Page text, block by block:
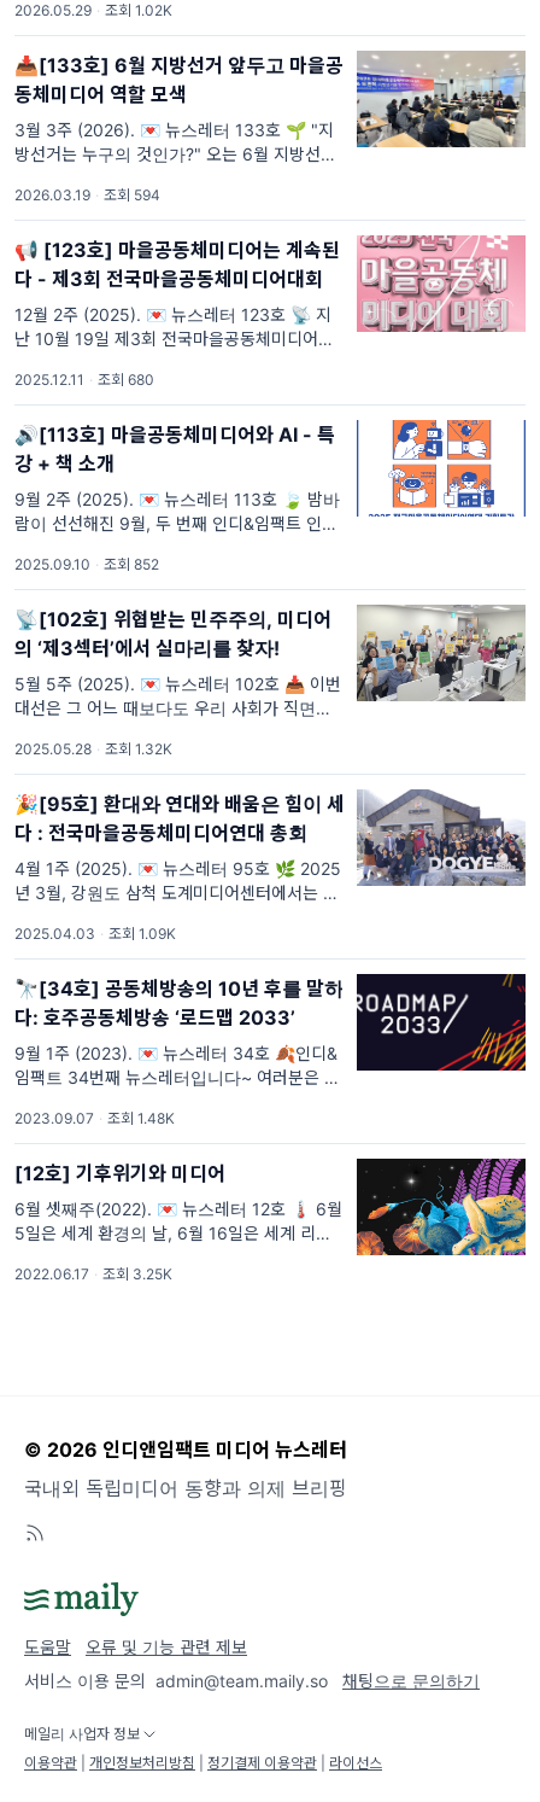
국의 마을공동체미디어 활동가 10명에게 단체
현황과 지역
2026.05.29 · 조회 1.02K
📥[133호] 6월 지방선거 앞두고 마을공
동체미디어 역할 모색
3월 3주 (2026). 💌 뉴스레터 133호 🌱 "지
방선거는 누구의 것인가?" 오는 6월 지방선거
질문입니다. 🙎‍♀️🙎‍♂️ 거대 정당의 공방과 광역단
체장 중
2026.03.19 · 조회 594
📢 [123호] 마을공동체미디어는 계속된
다 - 제3회 전국마을공동체미디어대회
12월 2주 (2025). 💌 뉴스레터 123호 📡 지
난 10월 19일 제3회 전국마을공동체미디어대
공동체미디어 활동가들과 함께 한 이 자리에서
는 지역별 사례 공유
2025.12.11 · 조회 680
🔊[113호] 마을공동체미디어와 AI - 특
강 + 책 소개
9월 2주 (2025). 💌 뉴스레터 113호 🍃 밤바
람이 선선해진 9월, 두 번째 인디&임팩트 인사
합니다. 첫 번째는 지난 8월 열린 특강 <마을공
동체미디어
2025.09.10 · 조회 852
📡[102호] 위협받는 민주주의, 미디어
의 ‘제3섹터’에서 실마리를 찾자!
5월 5주 (2025). 💌 뉴스레터 102호 📥 이번
대선은 그 어느 때보다도 우리 사회가 직면한
중대한 결정의 장이라고 할 수 있는데요. 인디&
임팩트는 민주
2025.05.28 · 조회 1.32K
🎉[95호] 환대와 연대와 배움은 힘이 세
다 : 전국마을공동체미디어연대 총회
4월 1주 (2025). 💌 뉴스레터 95호 🌿 2025
년 3월, 강원도 삼척 도계미디어센터에서는 전
총회에 참석한 원동업님께서 현장의 이야기와
분위기를 생생하게 전
2025.04.03 · 조회 1.09K
🔭[34호] 공동체방송의 10년 후를 말하
다: 호주공동체방송 ‘로드맵 2033’
9월 1주 (2023). 💌 뉴스레터 34호 🍂인디&
임팩트 34번째 뉴스레터입니다~ 여러분은 얼
벌써 올해도 중반을 넘어 내년을 준비하는 시간
이 다가오고 있는데요
2023.09.07 · 조회 1.48K
[12호] 기후위기와 미디어
6월 셋째주(2022). 💌 뉴스레터 12호 🌡 6월
5일은 세계 환경의 날, 6월 16일은 세계 리필
트 기후 위기 특집! 두둥- 💦 🍃 12호에서는
2022.06.17 · 조회 3.25K
© 2026 인디앤임팩트 미디어 뉴스레터
국내외 독립미디어 동향과 의제 브리핑
도움말
오류 및 기능 관련 제보
서비스 이용 문의 admin@team.maily.so 채팅으로 문의하기
메일리 사업자 정보
이용약관
개인정보처리방침 정기결제 이용약관 라이선스